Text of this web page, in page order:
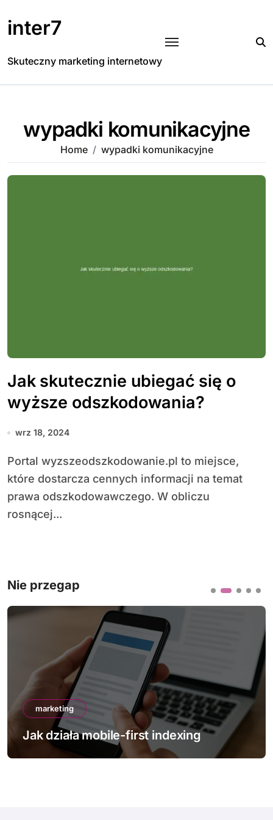
to
content
inter7
Skuteczny marketing internetowy
wypadki komunikacyjne
Home wypadki komunikacyjne
Jak skutecznie ubiegać się o
wyższe odszkodowania?
wrz 18, 2024
Portal wyzszeodszkodowanie.pl to miejsce,
które dostarcza cennych informacji na temat
prawa odszkodowawczego. W obliczu
rosnącej...
Nie przegap
marketing
Jak działa mobile-first indexing